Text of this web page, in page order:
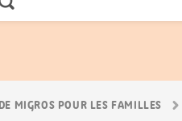
Chercher
MIGROS POUR LES FAMILLES